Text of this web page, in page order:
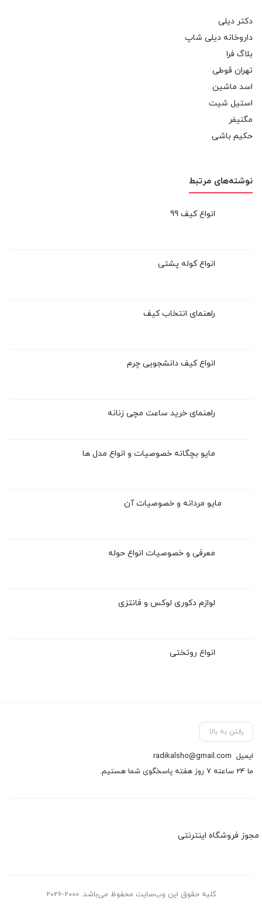
دکتر دیلی
داروخانه دیلی شاپ
بلاگ فرا
تهران قوطی
اسد ماشین
استیل شیت
مگنیفر
حکیم باشی
نوشته‌های مرتبط
انواع کیف 99
انواع کوله پشتی
راهنمای انتخاب کیف
انواع کیف دانشجویی چرم
راهنمای خرید ساعت مچی زنانه
مایو بچگانه خصوصیات و انواع مدل ها
مایو مردانه و خصوصیات آن
معرفی و خصوصیات انواع حوله
لوازم دکوری لوکس و فانتزی
انواع روتختی
رفتن به بالا
ایمیل radikalsho@gmail.com
ما 24 ساعته 7 روز هفته پاسخگوی شما هستیم.
مجوز فروشگاه اینترنتی
کلیه حقوق این وب‌سایت محفوظ می‌باشد. 2000-2026